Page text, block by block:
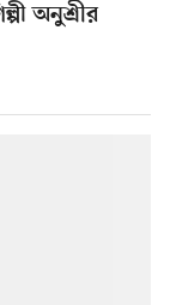
অনুশ্রীর